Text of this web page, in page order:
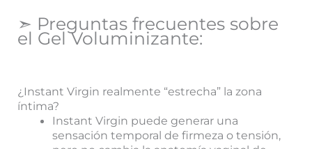
➣ Preguntas frecuentes sobre
el Gel Voluminizante:
¿Instant Virgin realmente “estrecha” la zona
íntima?
Instant Virgin puede generar una
sensación temporal de firmeza o tensión,